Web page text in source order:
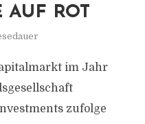
ROT
im Jahr
zufolge